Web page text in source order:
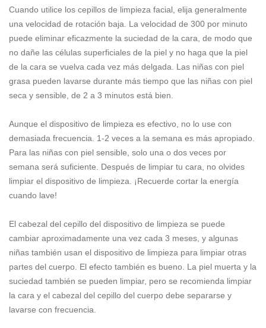
Cuando utilice los cepillos de limpieza facial, elija generalmente
una velocidad de rotación baja. La velocidad de 300 por minuto
puede eliminar eficazmente la suciedad de la cara, de modo que
no dañe las células superficiales de la piel y no haga que la piel
de la cara se vuelva cada vez más delgada. Las niñas con piel
grasa pueden lavarse durante más tiempo que las niñas con piel
seca y sensible, de 2 a 3 minutos está bien.
Aunque el dispositivo de limpieza es efectivo, no lo use con
demasiada frecuencia. 1-2 veces a la semana es más apropiado.
Para las niñas con piel sensible, solo una o dos veces por
semana será suficiente. Después de limpiar tu cara, no olvides
limpiar el dispositivo de limpieza. ¡Recuerde cortar la energía
cuando lave!
El cabezal del cepillo del dispositivo de limpieza se puede
cambiar aproximadamente una vez cada 3 meses, y algunas
niñas también usan el dispositivo de limpieza para limpiar otras
partes del cuerpo. El efecto también es bueno. La piel muerta y la
suciedad también se pueden limpiar, pero se recomienda limpiar
la cara y el cabezal del cepillo del cuerpo debe separarse y
lavarse con frecuencia.